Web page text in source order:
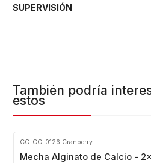
SUPERVISIÓN
También podría
estos
CC-CC-0126 Cranberry
Mecha Alginato de Calcio -